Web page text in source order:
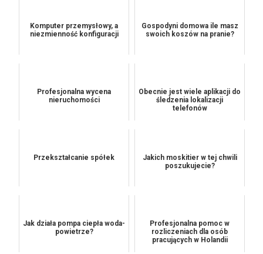
Komputer przemysłowy, a
niezmienność konfiguracji
Gospodyni domowa ile masz
swoich koszów na pranie?
Profesjonalna wycena
nieruchomości
Obecnie jest wiele aplikacji do
śledzenia lokalizacji
telefonów
Przekształcanie spółek
Jakich moskitier w tej chwili
poszukujecie?
Jak działa pompa ciepła woda-
powietrze?
Profesjonalna pomoc w
rozliczeniach dla osób
pracujących w Holandii